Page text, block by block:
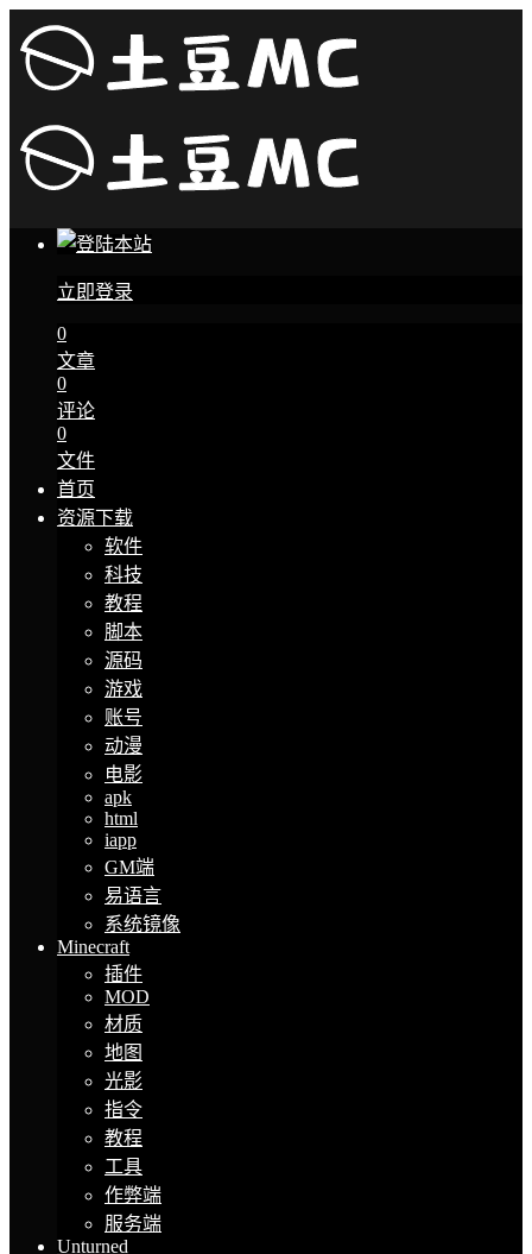
立即登录
0
文章
0
评论
0
文件
首页
资源下载
软件
科技
教程
脚本
源码
游戏
账号
动漫
电影
apk
html
iapp
GM端
易语言
系统镜像
Minecraft
插件
MOD
材质
地图
光影
指令
教程
工具
作弊端
服务端
Unturned